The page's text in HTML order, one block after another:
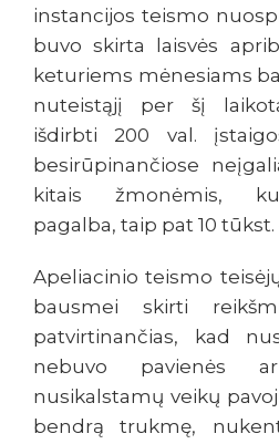
instancijos teismo
buvo skirta laisvės
keturiems mėnesiams
nuteistąjį per šį
išdirbti 200 val.
besirūpinančiose
kitais žmonėmis,
pagalba, taip pat 10
Apeliacinio teismo
bausmei skirti
patvirtinančias, kad
nebuvo pavienės
nusikalstamų veikų
bendrą trukmę,